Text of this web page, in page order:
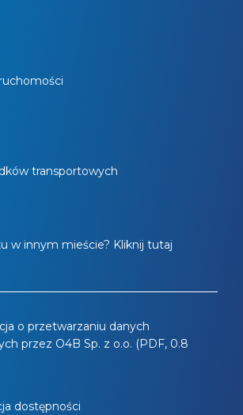
transportowych
w innym mieście? Kliknij tutaj
o przetwarzaniu danych
przez O4B Sp. z o.o. (PDF, 0.8
dostępności